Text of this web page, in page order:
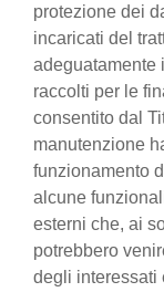
protezione dei
incaricati del
adeguatamente
raccolti per le
consentito dal
manutenzione
funzionamento
alcune
esterni che, ai
potrebbero
degli interessati